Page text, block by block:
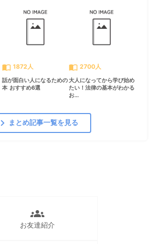
import_contacts 1872人
話が面白い人になるための
本 おすすめ6選
import_contacts 2700人
大人になってから学び始め
たい！法律の基本がわかる
お...
chevron_right まとめ記事一覧を見る
groups
お友達紹介